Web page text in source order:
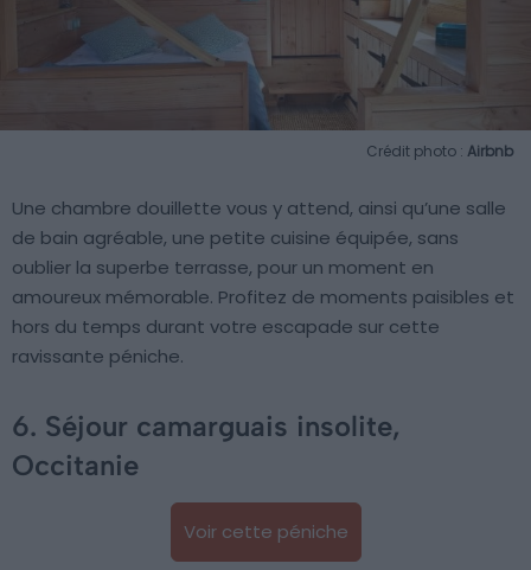
Crédit photo : Airbnb
Une chambre douillette vous y attend, ainsi qu’une salle
de bain agréable, une petite cuisine équipée, sans
oublier la superbe terrasse, pour un moment en
amoureux mémorable. Profitez de moments paisibles et
hors du temps durant votre escapade sur cette
ravissante péniche.
6. Séjour camarguais insolite,
Occitanie
Voir cette péniche